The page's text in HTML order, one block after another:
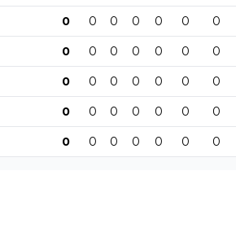
0 0 0 0 0 0 0
0 0 0 0 0 0 0
0 0 0 0 0 0 0
0 0 0 0 0 0 0
0 0 0 0 0 0 0